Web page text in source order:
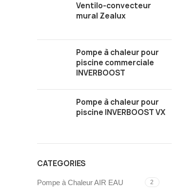
Ventilo-convecteur
mural Zealux
Pompe à chaleur pour
piscine commerciale
INVERBOOST
Pompe à chaleur pour
piscine INVERBOOST VX
CATEGORIES
Pompe à Chaleur AIR EAU 2